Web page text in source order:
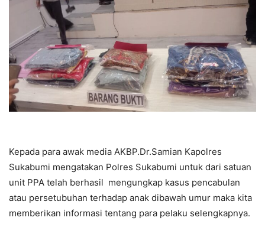
Kepada para awak media AKBP.Dr.Samian Kapolres
Sukabumi mengatakan Polres Sukabumi untuk dari satuan
unit PPA telah berhasil mengungkap kasus pencabulan
atau persetubuhan terhadap anak dibawah umur maka kita
memberikan informasi tentang para pelaku selengkapnya.